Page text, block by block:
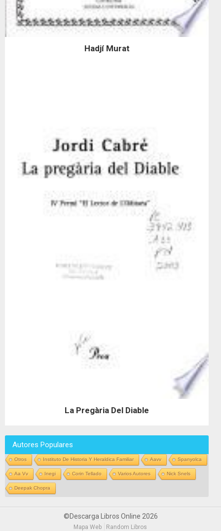
Hadjí Murat
La Pregària Del Diable
Autores Populares
Otros Instituto De Historia Y Heraldica Familiar Aavv Spanyolca
Aa Vv Inegi Corin Tellado Varios Autores Nick Snels
Deepak Chopra
©Descarga Libros Online 2026
Mapa Web Random Libros